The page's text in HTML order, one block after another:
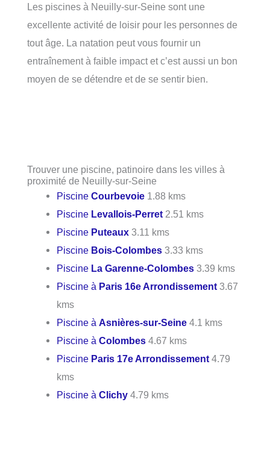
Les piscines à Neuilly-sur-Seine sont une
excellente activité de loisir pour les personnes de
tout âge. La natation peut vous fournir un
entraînement à faible impact et c’est aussi un bon
moyen de se détendre et de se sentir bien.
Trouver une piscine, patinoire dans les villes à
proximité de Neuilly-sur-Seine
PiscineCourbevoie 1.88 kms
Piscine Levallois-Perret 2.51 kms
Piscine Puteaux 3.11 kms
Piscine Bois-Colombes 3.33 kms
Piscine La Garenne-Colombes 3.39 kms
Piscine à Paris 16e Arrondissement 3.67
kms
Piscine àAsnières-sur-Seine 4.1 kms
Piscine àColombes 4.67 kms
Piscine Paris 17e Arrondissement 4.79
kms
Piscine àClichy 4.79 kms